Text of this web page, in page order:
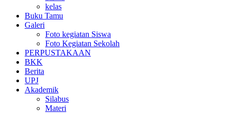
kelas
Buku Tamu
Galeri
Foto kegiatan Siswa
Foto Kegiatan Sekolah
PERPUSTAKAAN
BKK
Berita
UPJ
Akademik
Silabus
Materi